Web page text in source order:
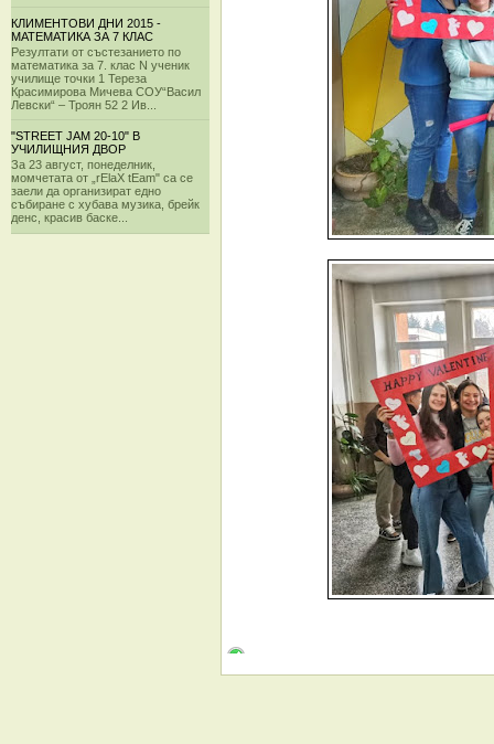
КЛИМЕНТОВИ ДНИ 2015 -
МАТЕМАТИКА ЗА 7 КЛАС
Резултати от състезанието по
математика за 7. клас N ученик
училище точки 1 Тереза
Красимирова Мичева СОУ“Васил
Левски“ – Троян 52 2 Ив...
"STREET JAM 20-10" В
УЧИЛИЩНИЯ ДВОР
За 23 август, понеделник,
момчетата от „rElaX tEam" са се
заели да организират едно
събиране с хубава музика, брейк
денс, красив баске...